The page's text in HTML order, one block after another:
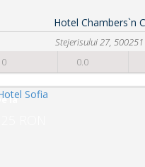
Str Gradinarilor Nr
De la